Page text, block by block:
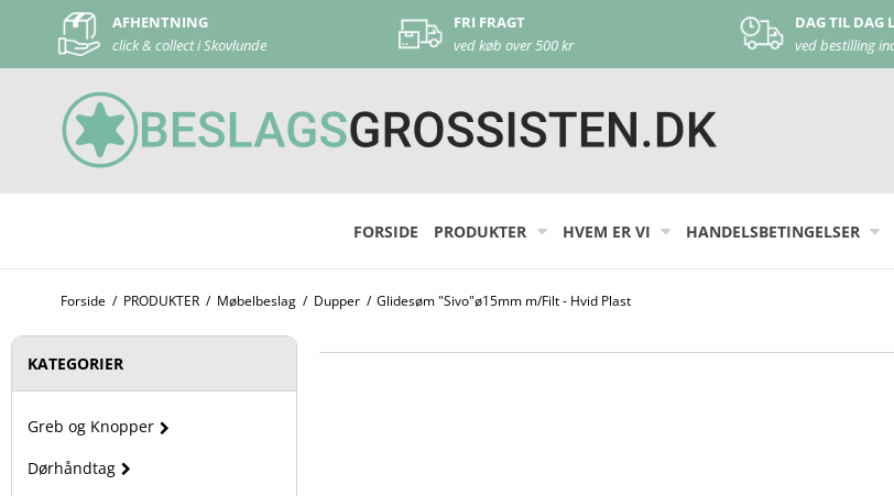
AFHENTNING
click & collect i Skovlunde
FRI FRAGT
ved køb over 500 kr
DAG TIL DAG LEVERING
ved bestilling inden kl 13:00
FORSIDE PRODUKTER HVEM ER VI HANDELSBETINGELSER
Forside / PRODUKTER / Møbelbeslag / Dupper / Glidesøm "Sivo"ø15mm m/Filt - Hvid Plast
KATEGORIER
Greb og Knopper
Dørhåndtag